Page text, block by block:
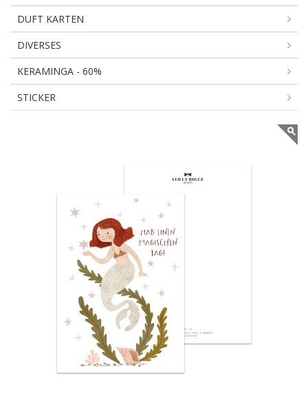
DUFT KARTEN
DIVERSES
KERAMINGA - 60%
STICKER